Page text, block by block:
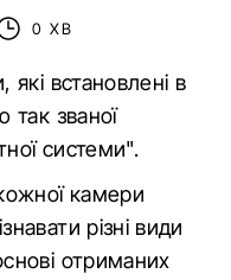
0 ХВ
які встановлені в
так званої
системи".
камери
різні види
отриманих